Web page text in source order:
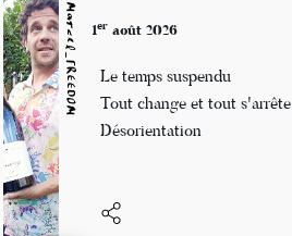
Marcel_FREEDOM 1eraoût 2026
Le temps suspendu
Tout change et tout s'arrête
Désorientation